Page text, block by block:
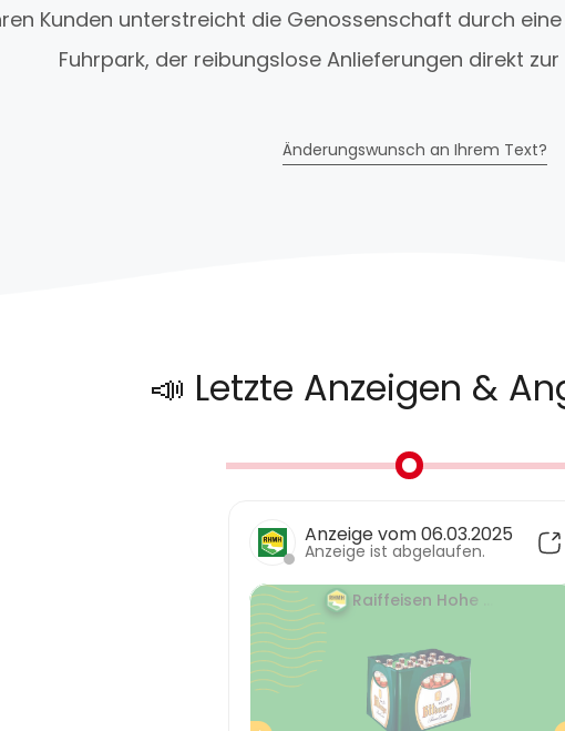
Kunden unterstreicht die Genossenschaft durch
Fuhrpark, der reibungslose Anlieferungen direkt
Änderungswunsch an Ihrem Text?